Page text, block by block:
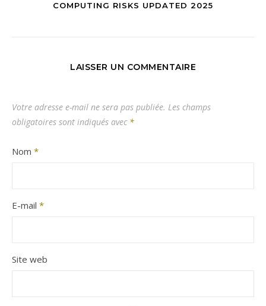
COMPUTING RISKS UPDATED 2025
LAISSER UN COMMENTAIRE
Votre adresse e-mail ne sera pas publiée. Les champs
obligatoires sont indiqués avec *
Nom *
E-mail *
Site web